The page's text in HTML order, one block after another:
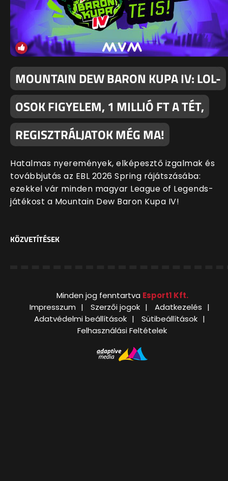
MOUNTAIN DEW BARON KUPA IV: LOL-
OSOK FIGYELEM, 1 MILLIÓ FT A TÉT,
REGISZTRÁLJATOK MÉG MA!
Hatalmas nyeremények, elképesztő izgalmak és
továbbjutás az EBL 2026 Spring rájátszásába:
ezekkel vár minden magyar League of Legends-
játékost a Mountain Dew Baron Kupa IV!
KÖZVETÍTÉSEK
Minden jog fenntartva Esport1 Kft.
Impresszum
Szerzői jogok
Adatkezelés
Adatvédelmi beállítások
Sütibeállítások
Felhasználási Feltételek